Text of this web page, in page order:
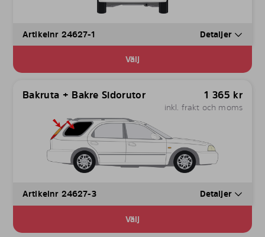
Artikelnr 24627-1 Detaljer
Välj
Bakruta + Bakre Sidorutor 1 365 kr
inkl. frakt och moms
Artikelnr 24627-3 Detaljer
Välj